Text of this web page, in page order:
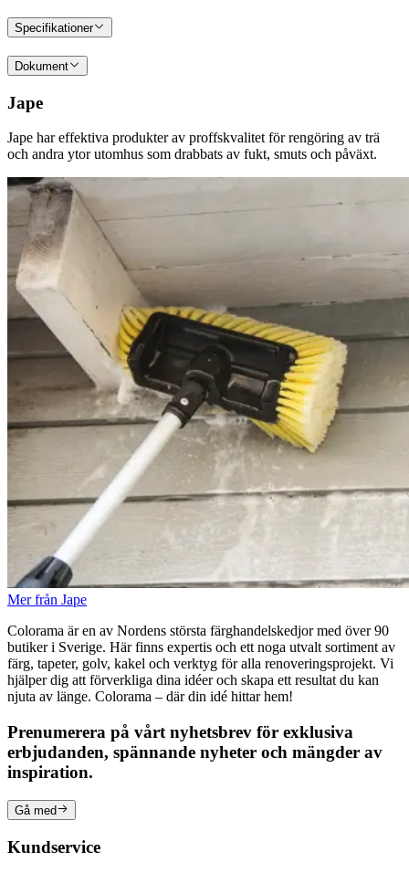
Specifikationer
Dokument
Jape
Jape har effektiva produkter av proffskvalitet för rengöring av trä
och andra ytor utomhus som drabbats av fukt, smuts och påväxt.
Mer från Jape
Colorama är en av Nordens största färghandelskedjor med över 90
butiker i Sverige. Här finns expertis och ett noga utvalt sortiment av
färg, tapeter, golv, kakel och verktyg för alla renoveringsprojekt. Vi
hjälper dig att förverkliga dina idéer och skapa ett resultat du kan
njuta av länge. Colorama – där din idé hittar hem!
Prenumerera på vårt nyhetsbrev för exklusiva
erbjudanden, spännande nyheter och mängder av
inspiration.
Gå med
Kundservice